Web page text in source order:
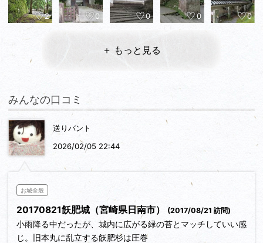
2 0 0 0 0
＋ もっと見る
みんなの口コミ
送りバント
2026/02/05 22:44
お城全般
20170821飫肥城（宮崎県日南市） (2017/08/21 訪問)
小雨降る中だったが、城内に広がる緑の苔とマッチしていい感
じ。旧本丸に乱立する飫肥杉は圧巻